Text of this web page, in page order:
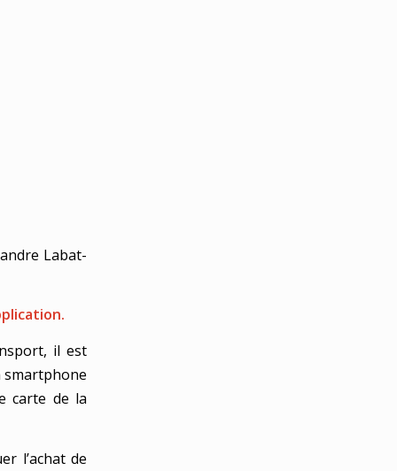
Labat-
il est
smartphone
carte de la
l’achat de